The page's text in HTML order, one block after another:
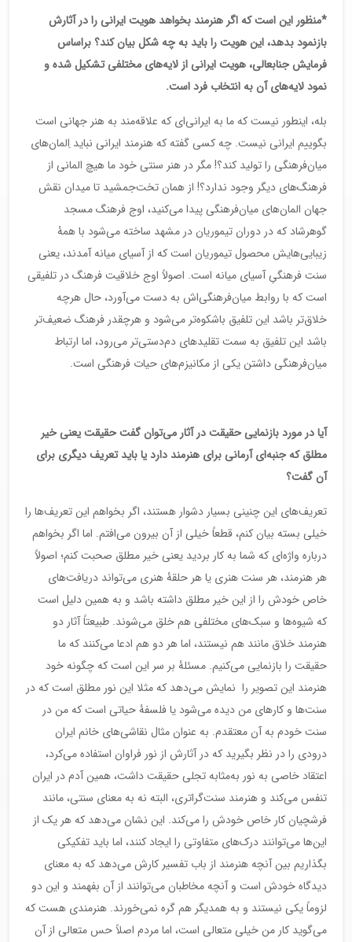
*منظور این است که اگر هنرمند بخواهد هویت ایرانی را در آثارش
بازنمود بدهد، این هویت را باید به چه شکل بیان کند؟ براساس
فرمایش جنابعالی، هویت ایرانی از لایه‌های مختلفی تشکیل شده و
نمود لایه‌های آن به انتخاب فرد است.
بله، اینطور نیست که ما به ایرانی‌ای که علاقه‌مند به هنر جهانی است
بگوییم ایرانی نیست. چه کسی گفته که هنرمند ایرانی نباید اِلمان‌های
میان‌فرهنگی را تولید کند؟! مگر در هنر سنتی خود ما هیچ المانی از
فرهنگ‌های دیگر وجود ندارد؟! از همان تخت‌جمشید تا میدان نقش
جهان المان‌های میان‌فرهنگی پیدا می‌کنید، اوج فرهنگ مسجد
گوهرشاد که در دوران تیموریان در مشهد ساخته می‌شود با همۀ
زیبایی‌هایش محصول تیموریان است که از آسیای میانه آمدند، یعنی
سنت فرهنگیِ آسیای میانه است. اصولاً اوج خلاقیت فرهنگ در تلفیقی
است که با روابط میان‌فرهنگی‌اش به دست می‌آورد، حال هرچه
خلاق‌تر باشد این تلفیق باشکوه‌تر می‌شود و هرچقدر فرهنگ ضعیف‌تر
باشد این تلفیق به سمت تقلیدهای دم‌دستی‌تر می‌رود، اما ارتباط
میان‌فرهنگی داشتن یکی از مکانیزم‌های حیات فرهنگی است.
آیا در مورد بازنمایی حقیقت در آثار می‌توان گفت حقیقت یعنی خیر
مطلق که جنبه‌ای آرمانی برای هنرمند دارد یا باید تعریف دیگری برای
آن گفت؟
تعریف‌های این چنینی بسیار دشوار هستند، اگر بخواهم این تعریف‌ها را
خیلی بسته بیان کنم، قطعاً خیلی از آن بیرون می‌افتم. اما اگر بخواهم
درباره واژه‌ای که شما به کار بردید یعنی خیر مطلق صحبت کنم؛ اصولاً
هر هنرمند، هر سنت هنری یا هر حلقۀ هنری می‌تواند دریافت‌های
خاص خودش را از این خیر مطلق داشته باشد و به همین دلیل است
که شیوه‌ها و سبک‌های مختلفی هم خلق می‌شوند. طبیعتاً آثار دو
هنرمند خلاق مانند هم نیستند، اما هر دو هم ادعا می‌کنند که ما
حقیقت را بازنمایی می‌کنیم. مسئلۀ بر سر این است که چگونه خود
هنرمند این تصویر را نمایش می‌دهد که مثلا این نور مطلق است که در
سنت‌ها و کارهای من دیده می‌شود یا فلسفۀ حیاتی است که من در
سنت خودم به آن معتقدم. به عنوان مثال نقاشی‌های خانم ایران
درودی را در نظر بگیرید که در آثارش از نور فراوان استفاده می‌کرد،
اعتقاد خاصی به نور به‌مثابه تجلی حقیقت داشت، همین آدم در ایران
تنفس می‌کند و هنرمند سنت‌گراتری، البته نه به معنای سنتی، مانند
فرشچیان کار خاص خودش را می‌کند. این نشان می‌دهد که هر یک از
این‌ها می‌توانند درک‌های متفاوتی را ایجاد کنند، اما باید تفکیکی
بگذاریم بین آنچه هنرمند از باب تفسیر کارش می‌دهد که به معنای
دیدگاه خودش است و آنچه مخاطبان می‌توانند از آن بفهمند و این دو
لزوماً یکی نیستند و به همدیگر هم گره نمی‌خورند. هنرمندی هست که
می‌گوید کار من خیلی متعالی است، اما مردم اصلاً حس متعالی از آن